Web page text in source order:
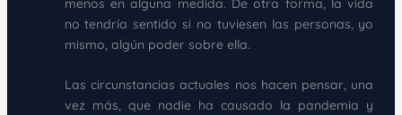
menos en alguna medida. De otra forma, la vida
no tendría sentido si no tuviesen las personas, yo
mismo, algún poder sobre ella.
Las circunstancias actuales nos hacen pensar, una
vez más, que nadie ha causado la pandemia y